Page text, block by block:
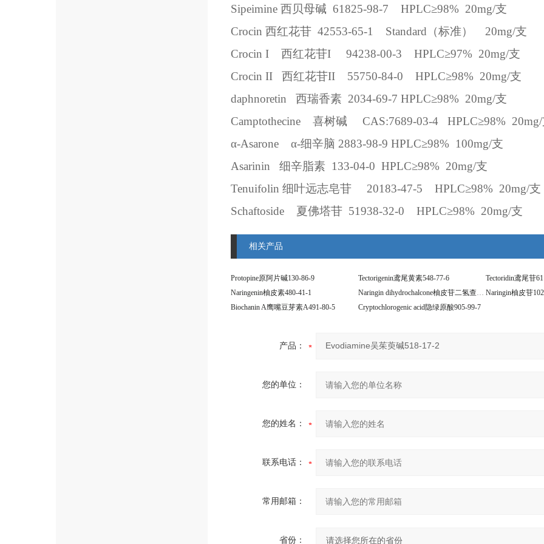
Sipeimine 西贝母碱 61825-98-7 HPLC≥98% 20mg/支
Crocin 西红花苷 42553-65-1 Standard （标准） 20mg/支
Crocin I
西红花苷I 94238-00-3 HPLC≥97% 20mg/支
Crocin II
西红花苷II 55750-84-0 HPLC≥98% 20mg/支
daphnoretin
西瑞香素 2034-69-7 HPLC≥98% 20mg/支
Camptothecine
喜树碱 CAS:7689-03-4 HPLC≥98% 20mg/
α-Asarone α-细辛脑 2883-98-9 HPLC≥98% 100mg/支
Asarinin
细辛脂素 133-04-0 HPLC≥98% 20mg/支
Tenuifolin 细叶远志皂苷 20183-47-5 HPLC≥98% 20mg/支
Schaftoside
夏佛塔苷 51938-32-0 HPLC≥98% 20mg/支
相关产品
Protopine原阿片碱130-86-9 Tectorigenin鸢尾黄素548-77-6
Tectoridin鸢尾苷
Naringenin柚皮素480-41-1
Naringin dihydrochalcone柚皮苷二氢查尔酮18916-17-1 Naringin柚皮苷
Biochanin A鹰嘴豆芽素A491-80-5
Cryptochlorogenic acid隐绿原酸905-99-7
产品：
您的单位：
您的姓名：
联系电话：
常用邮箱：
省份：